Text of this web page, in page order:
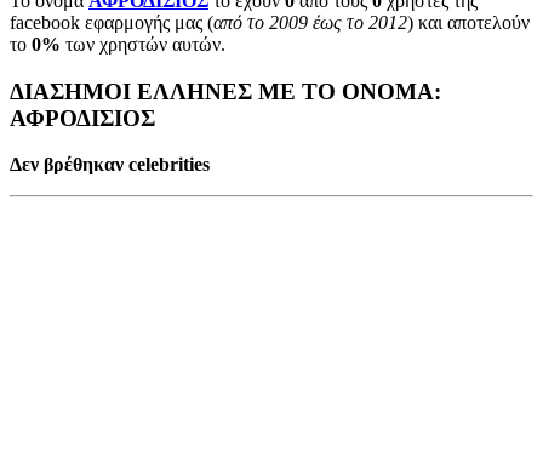
facebook εφαρμογής μας (από το 2009 έως το 2012) και αποτελούν
το 0% των χρηστών αυτών.
ΔΙΑΣΗΜΟΙ ΕΛΛΗΝΕΣ ΜΕ ΤΟ ΟΝΟΜΑ:
ΑΦΡΟΔΙΣΙΟΣ
Δεν βρέθηκαν celebrities